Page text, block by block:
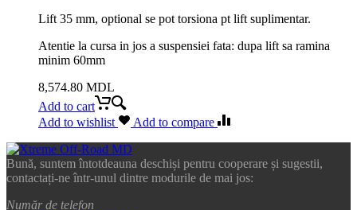
Lift 35 mm, optional se pot torsiona pt lift suplimentar.
Atentie la cursa in jos a suspensiei fata: dupa lift sa ramina
minim 60mm
8,574.80 MDL
Add to cart
Add to wishlist
Add to compare
Bună, suntem întotdeauna deschiși pentru cooperare și sugestii,
contactați-ne într-unul dintre modurile de mai jos:
Număr de telefon